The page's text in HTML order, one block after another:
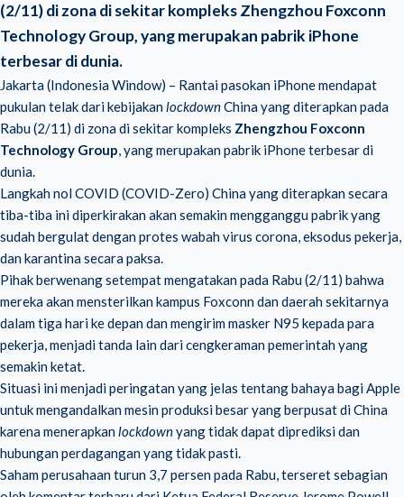
(2/11) di zona di sekitar kompleks Zhengzhou Foxconn
Technology Group, yang merupakan pabrik iPhone
terbesar di dunia.
Jakarta (Indonesia Window) – Rantai pasokan iPhone mendapat
pukulan telak dari kebijakanlockdownChina yang diterapkan pada
Rabu (2/11) di zona di sekitar kompleks Zhengzhou Foxconn
Technology Group, yang merupakan pabrik iPhone terbesar di
dunia.
Langkah nol COVID (COVID-Zero) China yang diterapkan secara
tiba-tiba ini diperkirakan akan semakin mengganggu pabrik yang
sudah bergulat dengan protes wabah virus corona, eksodus pekerja,
dan karantina secara paksa.
Pihak berwenang setempat mengatakan pada Rabu (2/11) bahwa
mereka akan mensterilkan kampus Foxconn dan daerah sekitarnya
dalam tiga hari ke depan dan mengirim masker N95 kepada para
pekerja, menjadi tanda lain dari cengkeraman pemerintah yang
semakin ketat.
Situasi ini menjadi peringatan yang jelas tentang bahaya bagi Apple
untuk mengandalkan mesin produksi besar yang berpusat di China
karena menerapkanlockdownyang tidak dapat diprediksi dan
hubungan perdagangan yang tidak pasti.
Saham perusahaan turun 3,7 persen pada Rabu, terseret sebagian